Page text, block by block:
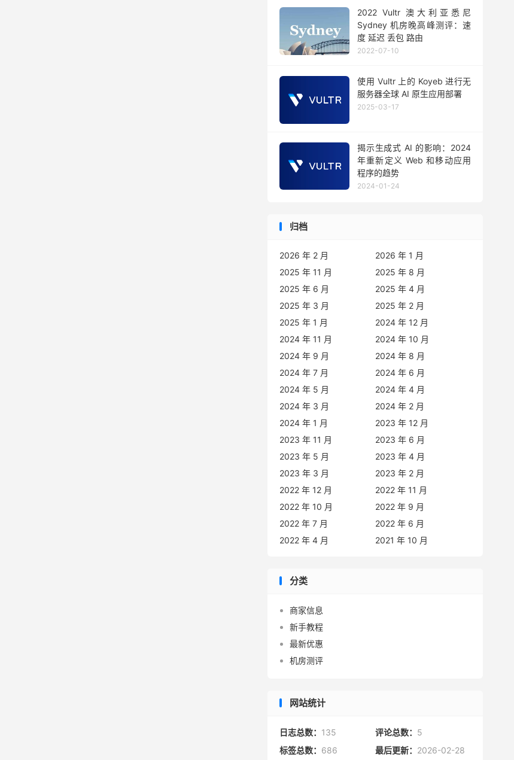
2022 Vultr 澳大利亚悉尼
Sydney 机房晚高峰测评：速
度 延迟 丢包 路由
2022-07-10
使用 Vultr 上的 Koyeb 进行无
服务器全球 AI 原生应用部署
2025-03-17
揭示生成式 AI 的影响：2024
年重新定义 Web 和移动应用
程序的趋势
2024-01-24
归档
2026 年 2 月
2026 年 1 月
2025 年 11 月
2025 年 8 月
2025 年 6 月
2025 年 4 月
2025 年 3 月
2025 年 2 月
2025 年 1 月
2024 年 12 月
2024 年 11 月
2024 年 10 月
2024 年 9 月
2024 年 8 月
2024 年 7 月
2024 年 6 月
2024 年 5 月
2024 年 4 月
2024 年 3 月
2024 年 2 月
2024 年 1 月
2023 年 12 月
2023 年 11 月
2023 年 6 月
2023 年 5 月
2023 年 4 月
2023 年 3 月
2023 年 2 月
2022 年 12 月
2022 年 11 月
2022 年 10 月
2022 年 9 月
2022 年 7 月
2022 年 6 月
2022 年 4 月
2021 年 10 月
分类
商家信息
新手教程
最新优惠
机房测评
网站统计
日志总数： 135 评论总数： 5
标签总数： 686 最后更新： 2026-02-28